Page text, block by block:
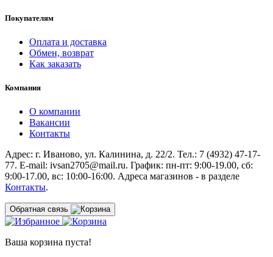
Покупателям
Оплата и доставка
Обмен, возврат
Как заказать
Компания
О компании
Вакансии
Контакты
Адрес: г. Иваново, ул. Калинина, д. 22/2. Тел.: 7 (4932) 47-17-
77. E-mail: ivsan2705@mail.ru. График: пн-пт: 9:00-19.00, сб:
9:00-17.00, вс: 10:00-16:00. Адреса магазинов - в разделе
Контакты.
Обратная связь
Ваша корзина пуста!